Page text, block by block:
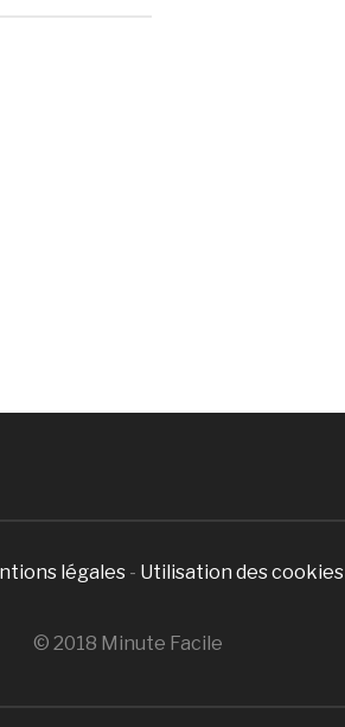
légales - Utilisation des cookies
© 2018 Minute Facile